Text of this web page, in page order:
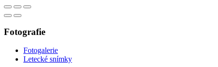
Fotografie
Fotogalerie
Letecké snímky